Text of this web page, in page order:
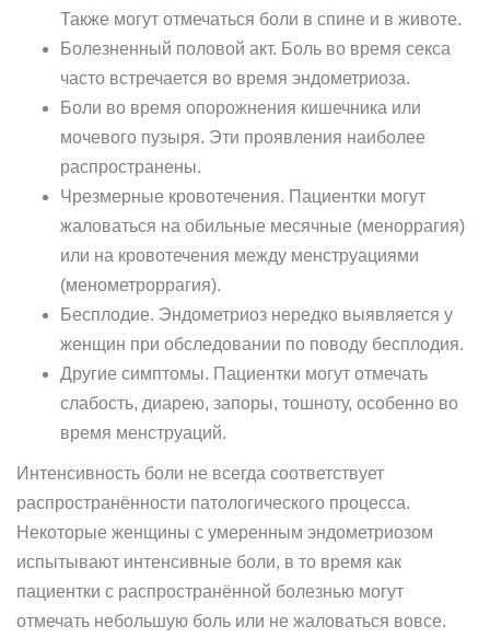
Также могут отмечаться боли в спине и в животе.
Болезненный половой акт. Боль во время секса
часто встречается во время эндометриоза.
Боли во время опорожнения кишечника или
мочевого пузыря. Эти проявления наиболее
распространены.
Чрезмерные кровотечения. Пациентки могут
жаловаться на обильные месячные (меноррагия)
или на кровотечения между менструациями
(менометроррагия).
Бесплодие. Эндометриоз нередко выявляется у
женщин при обследовании по поводу бесплодия.
Другие симптомы. Пациентки могут отмечать
слабость, диарею, запоры, тошноту, особенно во
время менструаций.
Интенсивность боли не всегда соответствует
распространённости патологического процесса.
Некоторые женщины с умеренным эндометриозом
испытывают интенсивные боли, в то время как
пациентки с распространённой болезнью могут
отмечать небольшую боль или не жаловаться вовсе.